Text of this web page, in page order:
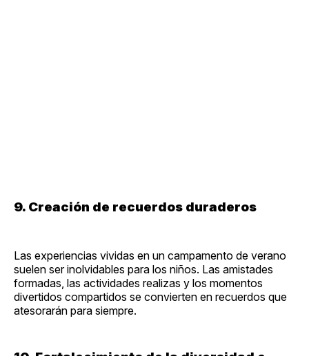
9. Creación de recuerdos duraderos
Las experiencias vividas en un campamento de verano
suelen ser inolvidables para los niños. Las amistades
formadas, las actividades realizas y los momentos
divertidos compartidos se convierten en recuerdos que
atesorarán para siempre.